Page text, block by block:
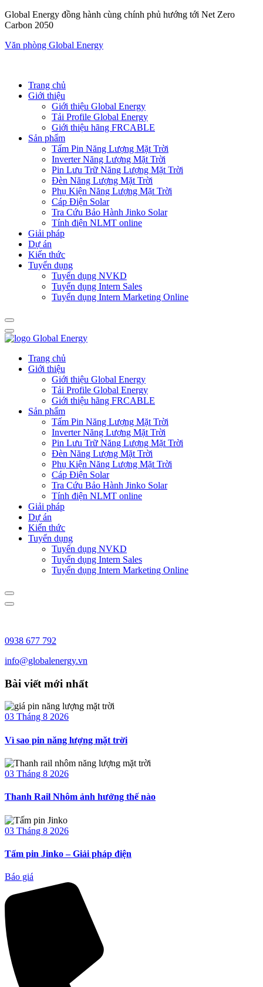
Global Energy đồng hành cùng chính phủ hướng tới Net Zero
Carbon 2050
Văn phòng Global Energy
Trang chủ
Giới thiệu
Giới thiệu Global Energy
Tải Profile Global Energy
Giới thiệu hãng FRCABLE
Sản phẩm
Tấm Pin Năng Lượng Mặt Trời
Inverter Năng Lượng Mặt Trời
Pin Lưu Trữ Năng Lượng Mặt Trời
Đèn Năng Lượng Mặt Trời
Phụ Kiện Năng Lượng Mặt Trời
Cáp Điện Solar
Tra Cứu Bảo Hành Jinko Solar
Tính điện NLMT online
Giải pháp
Dự án
Kiến thức
Tuyển dụng
Tuyển dụng NVKD
Tuyển dụng Intern Sales
Tuyển dụng Intern Marketing Online
Trang chủ
Giới thiệu
Giới thiệu Global Energy
Tải Profile Global Energy
Giới thiệu hãng FRCABLE
Sản phẩm
Tấm Pin Năng Lượng Mặt Trời
Inverter Năng Lượng Mặt Trời
Pin Lưu Trữ Năng Lượng Mặt Trời
Đèn Năng Lượng Mặt Trời
Phụ Kiện Năng Lượng Mặt Trời
Cáp Điện Solar
Tra Cứu Bảo Hành Jinko Solar
Tính điện NLMT online
Giải pháp
Dự án
Kiến thức
Tuyển dụng
Tuyển dụng NVKD
Tuyển dụng Intern Sales
Tuyển dụng Intern Marketing Online
0938 677 792
info@globalenergy.vn
Bài viết mới nhất
03 Tháng 8 2026
Vì sao pin năng lượng mặt trời
03 Tháng 8 2026
Thanh Rail Nhôm ảnh hưởng thế nào
03 Tháng 8 2026
Tấm pin Jinko – Giải pháp điện
Báo giá